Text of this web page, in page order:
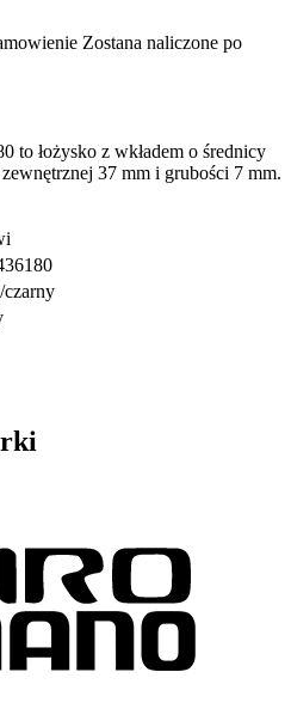
Zostana naliczone po
to łożysko z wkładem o średnicy
37 mm i grubości 7 mm.
czarny